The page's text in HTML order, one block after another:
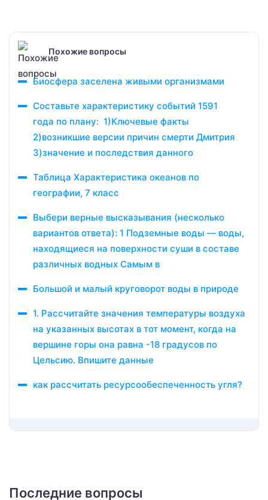
Похожие вопросы
Биосфера заселена живыми организмами
Составьте характеристику событий 1591
года по плану: 1)Ключевые факты
2)возникшие версии причин смерти Дмитрия
3)значение и последствия данного
Таблица Характеристика океанов по
географии, 7 класс
Выбери верные высказывания (несколько
вариантов ответа): 1 Подземные воды — воды,
находящиеся на поверхности суши в составе
различных водных Самым в
Большой и малый круговорот воды в природе
1. Рассчитайте значения температуры воздуха
на указанных высотах в тот момент, когда на
вершине горы она равна -18 градусов по
Цельсию. Впишите данные
как рассчитать ресурсообеспеченность угля?
Последние вопросы